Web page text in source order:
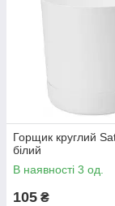
Горщик круглий
білий
В наявності 3 од.
105 ₴